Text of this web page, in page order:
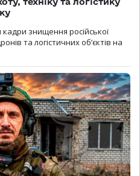
знищення російської
та логістичних об’єктів на